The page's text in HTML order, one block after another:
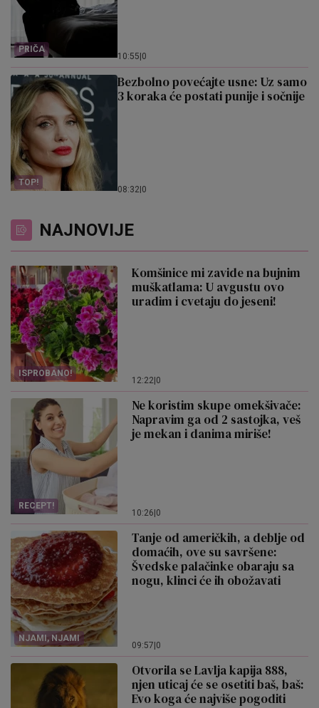
PRIČA
10:55 0
TOP!
Bezbolno povećajte usne: Uz samo
3 koraka će postati punije i sočnije
08:32 0
NAJNOVIJE
ISPROBANO!
Komšinice mi zavide na bujnim
muškatlama: U avgustu ovo
uradim i cvetaju do jeseni!
12:22 0
RECEPT!
Ne koristim skupe omekšivače:
Napravim ga od 2 sastojka, veš
je mekan i danima miriše!
10:26 0
NJAMI, NJAMI
Tanje od američkih, a deblje od
domaćih, ove su savršene:
Švedske palačinke obaraju sa
nogu, klinci će ih obožavati
09:57 0
Otvorila se Lavlja kapija 888,
njen uticaj će se osetiti baš, baš:
Evo koga će najviše pogoditi